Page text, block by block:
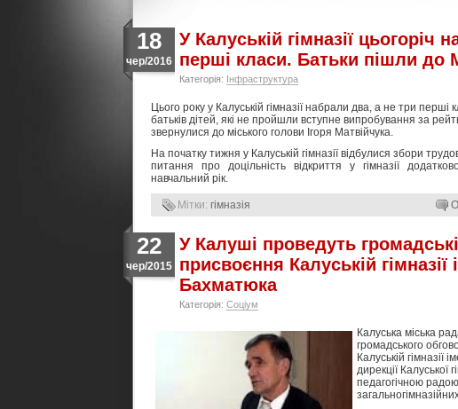
18
чер/2016
У Калуській гімназії цьогоріч
перші класи. Батьки пішли до
Категорія: Інфраструктура
Цього року у Калуській гімназії набрали два, а не три
батьків дітей, які не пройшли вступне випробування за
звернулися до міського голови Ігоря Матвійчука.
На початку тижня у Калуській гімназії відбулися збори
питання про доцільність відкриття у гімназії
навчальний рік.
Мітки: гімназія
22
чер/2015
У Калуші проведуть
присвоєння Калуській гімназії
Бахматюка
Категорія: Соціум
Калуська міська
громадського
Калуській
дирекції Калуської
педагогічною